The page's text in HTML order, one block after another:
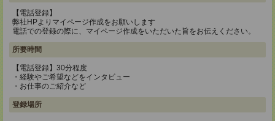
【電話登録】
弊社HPよりマイページ作成をお願いします
電話での登録の際に、マイページ作成をいただいた旨をお伝えください。
所要時間
【電話登録】30分程度
・経験やご希望などをインタビュー
・お仕事のご紹介など
登録場所